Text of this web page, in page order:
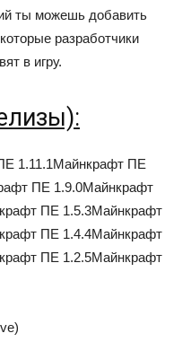
ты можешь добавить
разработчики
в игру.
1.11.1Майнкрафт ПЕ
ПЕ 1.9.0Майнкрафт
ПЕ 1.5.3Майнкрафт
ПЕ 1.4.4Майнкрафт
ПЕ 1.2.5Майнкрафт